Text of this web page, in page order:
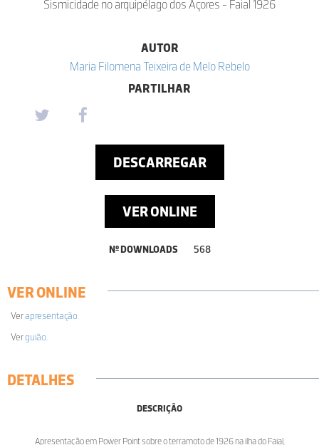
Sismicidade no arquipélago dos Açores - Faial 1926
AUTOR
Maria Filomena Teixeira de Melo Rebelo
PARTILHAR
DESCARREGAR
VER ONLINE
Nº DOWNLOADS 568
VER ONLINE
Verapresentação.
Verguião.
DETALHES
DESCRIÇÃO
Apresentação em Power Point sobre o terramoto de 1926 na ilha do Faial,